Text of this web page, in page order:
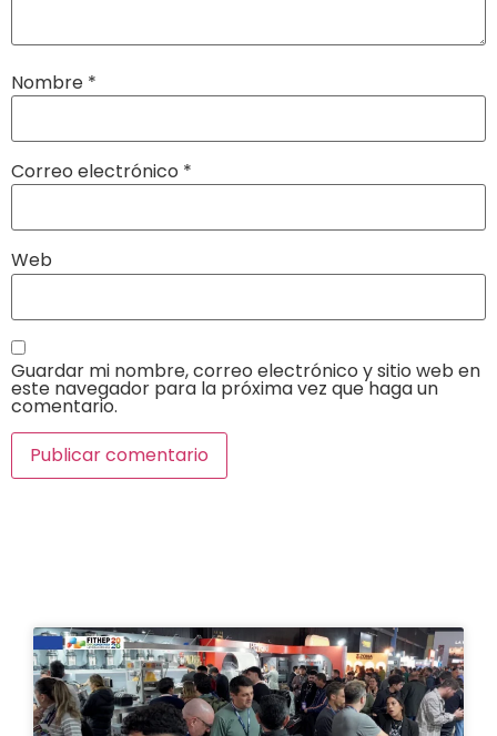
Nombre *
Correo electrónico *
Web
Guardar mi nombre, correo electrónico y sitio web en
este navegador para la próxima vez que haga un
comentario.